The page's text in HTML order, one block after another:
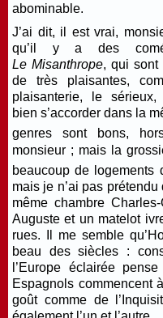
abominable.
J’ai dit, il est vrai,
qu’il y a des
Le Misanthrope, qui sont
de très plaisantes,
plaisanterie, le sérieux,
bien s’accorder dans la
genres sont bons,
monsieur ; mais la
beaucoup de
mais je n’ai pas
même chambre
Auguste et un matelot
rues. Il me semble
beau des siècles :
l’Europe éclairée
Espagnols commencent
goût comme de